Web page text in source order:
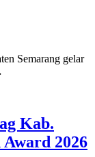
Semarang gelar
Kab.
Award 2026